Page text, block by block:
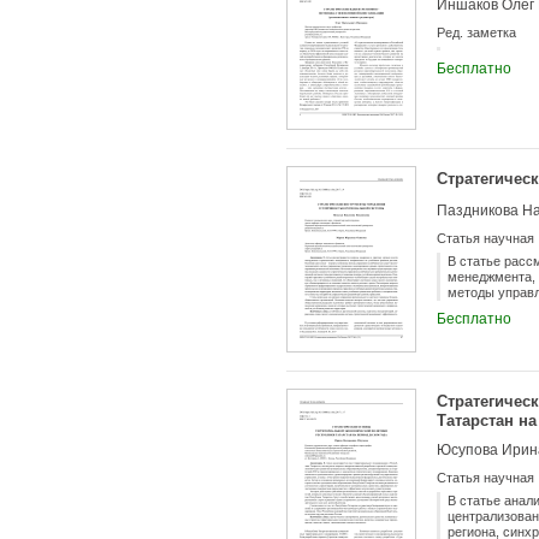
как проблема
социум
решений.
Иншаков Олег
Ред. заметка
Бесплатно
Паздникова
Статья научная
В статье
менеджмента,
методы
исследования
позитивных,
территории,
Бесплатно
Татарстан
Юсупова
Статья научная
В статье
региона,